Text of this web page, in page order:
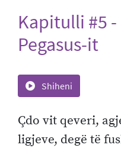
Kapitulli #5
Pegasus-it
Shiheni
Çdo vit qeveri,
ligjeve, degë të